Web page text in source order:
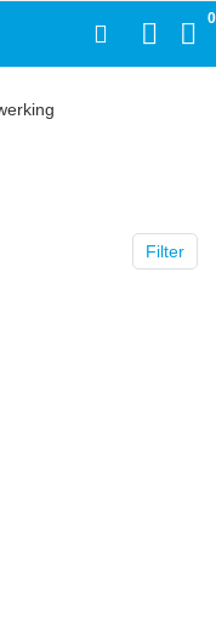
0
Filter